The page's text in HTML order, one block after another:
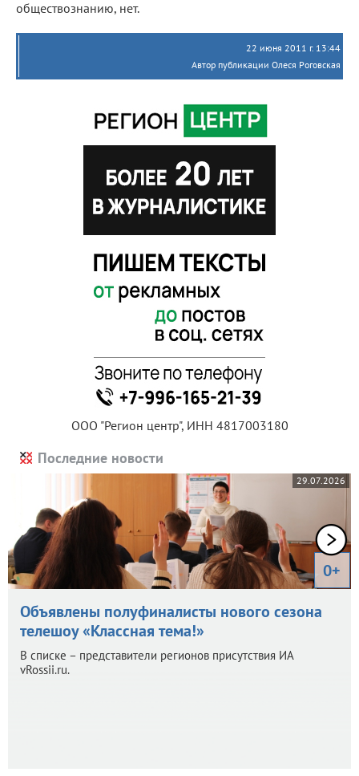
обществознанию, нет.
22 июня 2011 г. 13:44
Автор публикации Олеся Роговская
ООО "Регион центр", ИНН 4817003180
Последние новости
29.07.2026
0+
Объявлены полуфиналисты нового сезона
телешоу «Классная тема!»
В списке – представители регионов присутствия ИА
vRossii.ru.